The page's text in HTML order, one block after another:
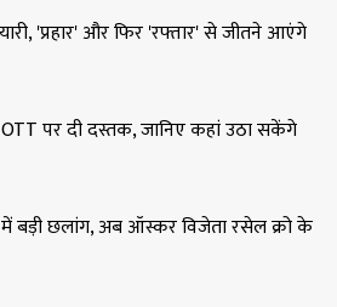
'प्रहार' और फिर 'रफ्तार' से जीतने आएंगे
पर दी दस्तक, जानिए कहां उठा सकेंगे
में बड़ी छलांग, अब ऑस्कर विजेता रसेल क्रो के